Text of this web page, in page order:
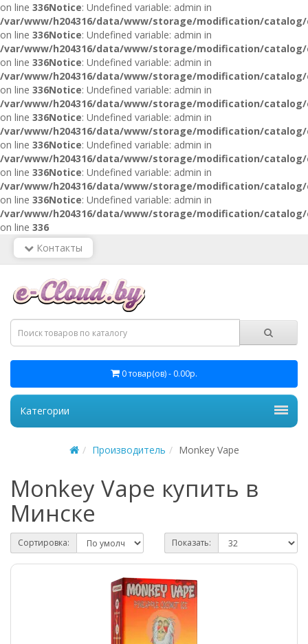
on line 336Notice: Undefined variable: admin in
/var/www/h204316/data/www/storage/modification/
on line 336Notice: Undefined variable: admin in
/var/www/h204316/data/www/storage/modification/
on line 336Notice: Undefined variable: admin in
/var/www/h204316/data/www/storage/modification/
on line 336Notice: Undefined variable: admin in
/var/www/h204316/data/www/storage/modification/
on line 336Notice: Undefined variable: admin in
/var/www/h204316/data/www/storage/modification/
on line 336Notice: Undefined variable: admin in
/var/www/h204316/data/www/storage/modification/
on line 336Notice: Undefined variable: admin in
/var/www/h204316/data/www/storage/modification/
on line 336Notice: Undefined variable: admin in
/var/www/h204316/data/www/storage/modification/
on line 336
Контакты
0 товар(ов) - 0.00р.
Категории
Производитель Monkey Vape
Monkey Vape купить в
Минске
Сортировка: Показать: